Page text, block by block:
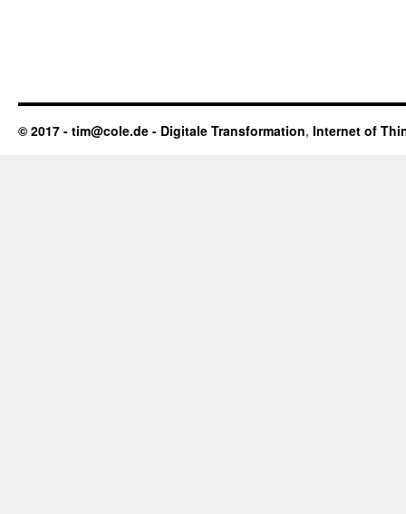
© 2017 - tim@cole.de - Digitale Transformation, Internet of